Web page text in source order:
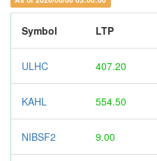
Symbol LTP
ULHC 407.20
KAHL 554.50
NIBSF2 9.00